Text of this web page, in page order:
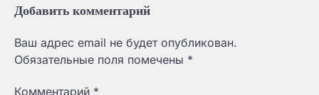
Добавить комментарий
Ваш адрес email не будет опубликован.
Обязательные поля помечены *
Комментарий *